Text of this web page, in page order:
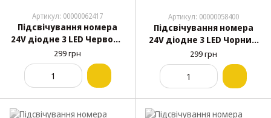
Артикул: 00000062417
Підсвічування номера
24V діодне 3 LED Червоне
"ILH07" (2шт./уп)
299 грн
Артикул: 00000058400
Підсвічування номера
24V діодне 3 LED Чорний
корпус"ILH08" (2шт./уп)
299 грн